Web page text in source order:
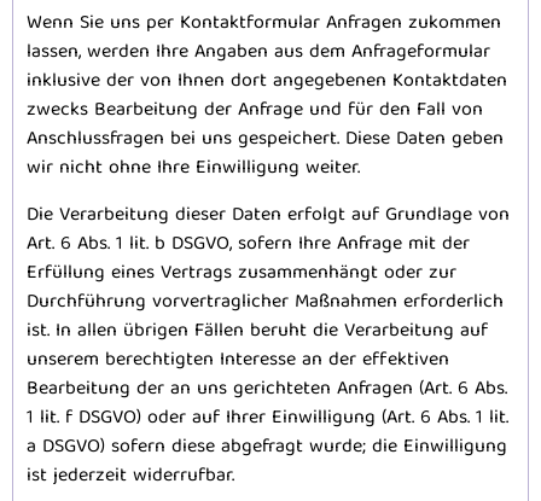
Wenn Sie uns per Kontaktformular Anfragen zukommen
lassen, werden Ihre Angaben aus dem Anfrageformular
inklusive der von Ihnen dort angegebenen Kontaktdaten
zwecks Bearbeitung der Anfrage und für den Fall von
Anschlussfragen bei uns gespeichert. Diese Daten geben
wir nicht ohne Ihre Einwilligung weiter.
Die Verarbeitung dieser Daten erfolgt auf Grundlage von
Art. 6 Abs. 1 lit. b DSGVO, sofern Ihre Anfrage mit der
Erfüllung eines Vertrags zusammenhängt oder zur
Durchführung vorvertraglicher Maßnahmen erforderlich
ist. In allen übrigen Fällen beruht die Verarbeitung auf
unserem berechtigten Interesse an der effektiven
Bearbeitung der an uns gerichteten Anfragen (Art. 6 Abs.
1 lit. f DSGVO) oder auf Ihrer Einwilligung (Art. 6 Abs. 1 lit.
a DSGVO) sofern diese abgefragt wurde; die Einwilligung
ist jederzeit widerrufbar.